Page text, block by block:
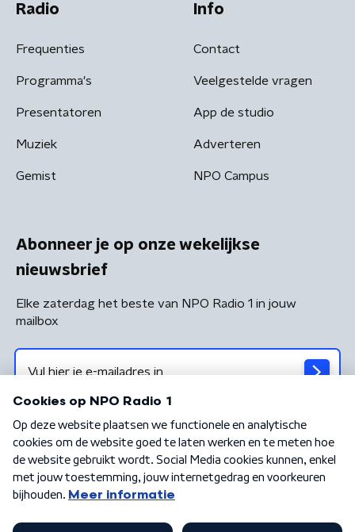
Radio
Frequenties
Programma's
Presentatoren
Muziek
Gemist
Info
Contact
Veelgestelde vragen
App de studio
Adverteren
NPO Campus
Abonneer je op onze wekelijkse
nieuwsbrief
Elke zaterdag het beste van NPO Radio 1 in jouw
mailbox
Algemene voorwaarden